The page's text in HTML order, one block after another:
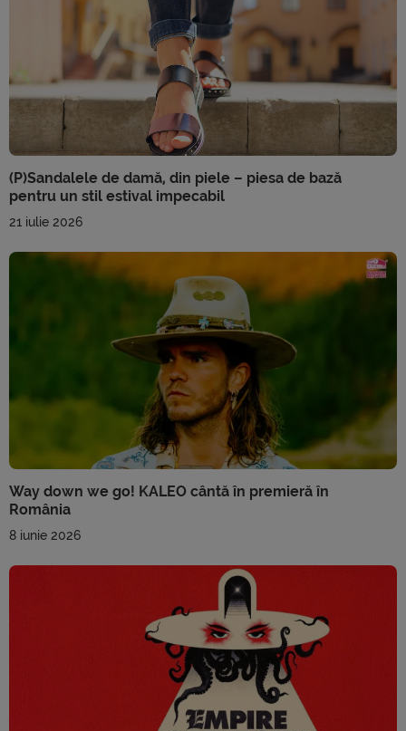
(P)Sandalele de damă, din piele – piesa de bază
pentru un stil estival impecabil
21 iulie 2026
Way down we go! KALEO cântă în premieră în
România
8 iunie 2026